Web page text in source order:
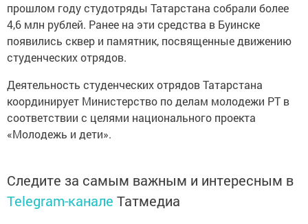
прошлом году студотряды Татарстана собрали более
4,6 млн рублей. Ранее на эти средства в Буинске
появились сквер и памятник, посвященные движению
студенческих отрядов.
Деятельность студенческих отрядов Татарстана
координирует Министерство по делам молодежи РТ в
соответствии с целями национального проекта
«Молодежь и дети».
Следите за самым важным и интересным в
Telegram-канале Татмедиа